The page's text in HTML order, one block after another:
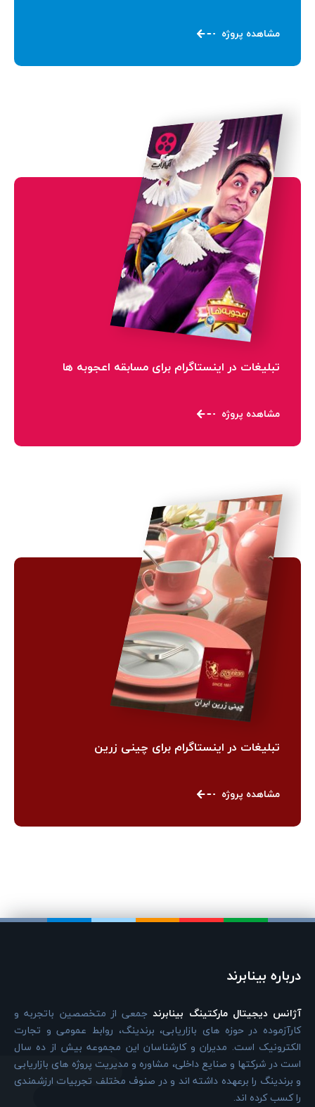
مشاهده پروژه
تبلیغات در اینستاگرام برای مسابقه اعجوبه ها
مشاهده پروژه
تبلیغات در اینستاگرام برای چینی زرین
مشاهده پروژه
درباره بینابرند
آژانس دیجیتال مارکتینگ بینابرندجمعی از متخصصین باتجربه و
کارآزموده در حوزه های بازاریابی، برندینگ، روابط عمومی و تجارت
الکترونیک است. مدیران و کارشناسان این مجموعه بیش از ده سال
است در شرکتها و صنایع داخلی، مشاوره و مدیریت پروژه های بازاریابی
و برندینگ را برعهده داشته اند و در صنوف مختلف تجربیات ارزشمندی
را کسب کرده اند.